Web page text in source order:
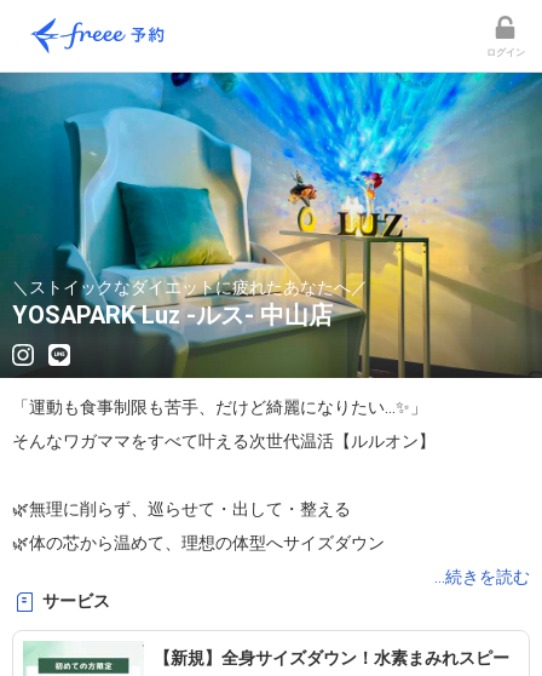
ログイン
＼ストイックなダイエットに疲れたあなたへ／
YOSAPARK Luz -ルス- 中山店
「運動も食事制限も苦手、だけど綺麗になりたい…✨」
そんなワガママをすべて叶える次世代温活【ルルオン】
🌿無理に削らず、巡らせて・出して・整える
🌿体の芯から温めて、理想の体型へサイズダウン
📍鹿児島市自由ヶ丘2丁目（中山小学校から車で5分）
🚗駐車場完備
...続きを読む
サービス
【新規】全身サイズダウン！水素まみれスピー